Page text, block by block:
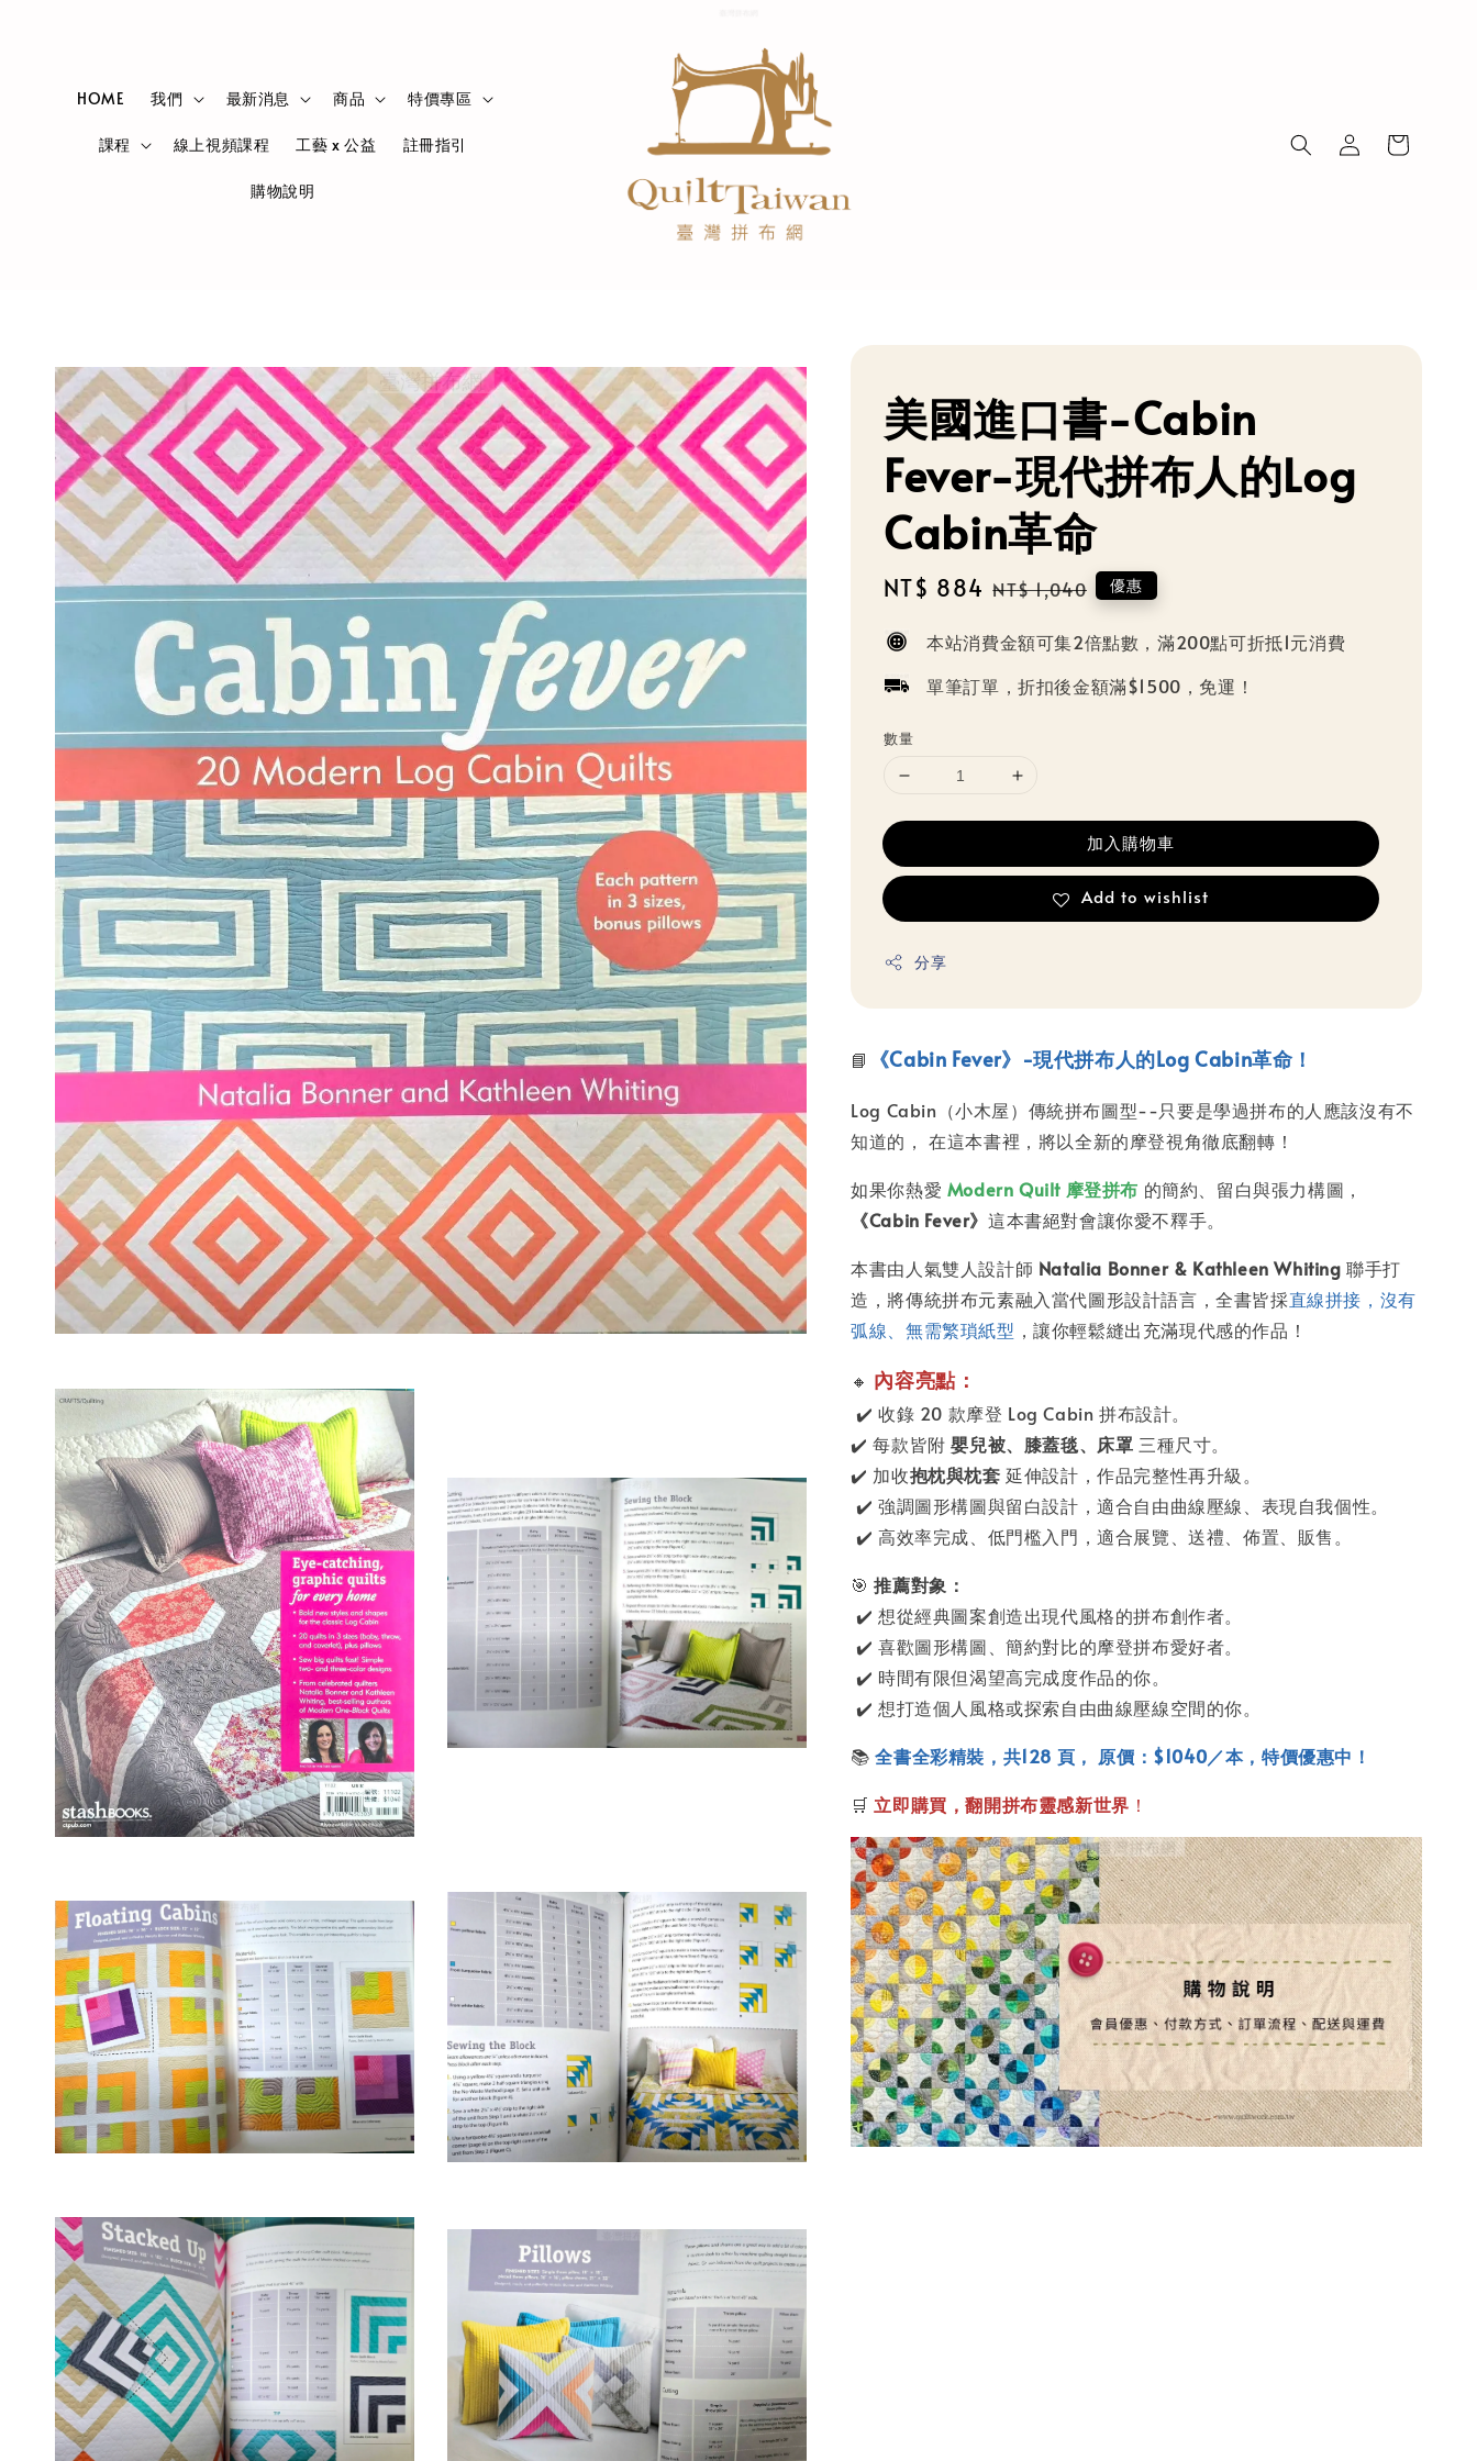
HOME 我們 最新消息 商品 特價專區
課程 線上視頻課程 工藝 x 公益 註冊指引
購物說明
美國進口書-Cabin
Fever-現代拼布人的Log
Cabin革命
Sale
NT$ 884 Regular
NT$ 1,040 優惠
本站消費金額可集2倍點數，滿200點可折抵1元消費
單筆訂單，折扣後金額滿$1500，免運！
數量
加入購物車
Add to wishlist
分享
📘 《Cabin Fever》-現代拼布人的Log Cabin革命！
Log Cabin（小木屋）傳統拼布圖型--只要是學過拼布的人應該沒有不
知道的， 在這本書裡，將以全新的摩登視角徹底翻轉！
如果你熱愛 Modern Quilt 摩登拼布 的簡約、留白與張力構圖，
《Cabin Fever》 這本書絕對會讓你愛不釋手。
本書由人氣雙人設計師 Natalia Bonner & Kathleen Whiting 聯手打
造，將傳統拼布元素融入當代圖形設計語言，全書皆採直線拼接，沒有
弧線、無需繁瑣紙型 ，讓你輕鬆縫出充滿現代感的作品！
🔸 內容亮點：
✔️ 收錄 20 款摩登 Log Cabin 拼布設計。
✔️ 每款皆附嬰兒被、膝蓋毯、床罩 三種尺寸。
✔️ 加收抱枕與枕套 延伸設計，作品完整性再升級。
✔️ 強調圖形構圖與留白設計，適合自由曲線壓線、表現自我個性。
✔️ 高效率完成、低門檻入門，適合展覽、送禮、佈置、販售。
🎯推薦對象：
✔️ 想從經典圖案創造出現代風格的拼布創作者。
✔️ 喜歡圖形構圖、簡約對比的摩登拼布愛好者。
✔️ 時間有限但渴望高完成度作品的你。
✔️ 想打造個人風格或探索自由曲線壓線空間的你。
📚全書全彩精裝，共128 頁， 原價： $1040／本，特價優惠中！
🛒 立即購買，翻開拼布靈感新世界 ！